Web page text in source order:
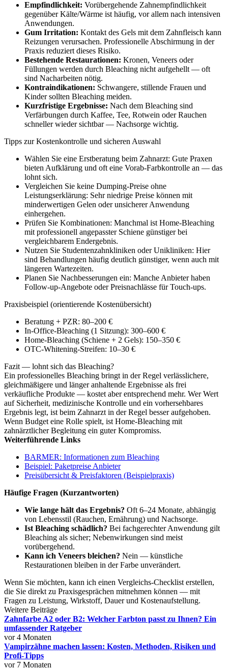
Empfindlichkeit: Vorübergehende Zahnempfindlichkeit
gegenüber Kälte/Wärme ist häufig, vor allem nach intensiven
Anwendungen.
Gum Irritation: Kontakt des Gels mit dem Zahnfleisch kann
Reizungen verursachen. Professionelle Abschirmung in der
Praxis reduziert dieses Risiko.
Bestehende Restaurationen: Kronen, Veneers oder
Füllungen werden durch Bleaching nicht aufgehellt — oft
sind Nacharbeiten nötig.
Kontraindikationen: Schwangere, stillende Frauen und
Kinder sollten Bleaching meiden.
Kurzfristige Ergebnisse: Nach dem Bleaching sind
Verfärbungen durch Kaffee, Tee, Rotwein oder Rauchen
schneller wieder sichtbar — Nachsorge wichtig.
Tipps zur Kostenkontrolle und sicheren Auswahl
Wählen Sie eine Erstberatung beim Zahnarzt: Gute Praxen
bieten Aufklärung und oft eine Vorab-Farbkontrolle an — das
lohnt sich.
Vergleichen Sie keine Dumping-Preise ohne
Leistungserklärung: Sehr niedrige Preise können mit
minderwertigen Gelen oder unsicherer Anwendung
einhergehen.
Prüfen Sie Kombinationen: Manchmal ist Home-Bleaching
mit professionell angepasster Schiene günstiger bei
vergleichbarem Endergebnis.
Nutzen Sie Studentenzahnkliniken oder Unikliniken: Hier
sind Behandlungen häufig deutlich günstiger, wenn auch mit
längeren Wartezeiten.
Planen Sie Nachbesserungen ein: Manche Anbieter haben
Follow-up-Angebote oder Preisnachlässe für Touch-ups.
Praxisbeispiel (orientierende Kostenübersicht)
Beratung + PZR: 80–200 €
In-Office-Bleaching (1 Sitzung): 300–600 €
Home-Bleaching (Schiene + 2 Gels): 150–350 €
OTC-Whitening-Streifen: 10–30 €
Fazit — lohnt sich das Bleaching?
Ein professionelles Bleaching bringt in der Regel verlässlichere,
gleichmäßigere und länger anhaltende Ergebnisse als frei
verkäufliche Produkte — kostet aber entsprechend mehr. Wer Wert
auf Sicherheit, medizinische Kontrolle und ein vorhersehbares
Ergebnis legt, ist beim Zahnarzt in der Regel besser aufgehoben.
Wenn Budget eine Rolle spielt, ist Home-Bleaching mit
zahnärztlicher Begleitung ein guter Kompromiss.
Weiterführende Links
BARMER: Informationen zum Bleaching
Beispiel: Paketpreise Anbieter
Preisübersicht & Preisfaktoren (Beispielpraxis)
Häufige Fragen (Kurzantworten)
Wie lange hält das Ergebnis? Oft 6–24 Monate, abhängig
von Lebensstil (Rauchen, Ernährung) und Nachsorge.
Ist Bleaching schädlich? Bei fachgerechter Anwendung gilt
Bleaching als sicher; Nebenwirkungen sind meist
vorübergehend.
Kann ich Veneers bleichen? Nein — künstliche
Restaurationen bleiben in der Farbe unverändert.
Wenn Sie möchten, kann ich einen Vergleichs-Checklist erstellen,
die Sie direkt zu Praxisgesprächen mitnehmen können — mit
Fragen zu Leistung, Wirkstoff, Dauer und Kostenaufstellung.
Weitere Beiträge
Zahnfarbe A2 oder B2: Welcher Farbton passt zu Ihnen? Ein
umfassender Ratgeber
vor 4 Monaten
Vampirzähne machen lassen: Kosten, Methoden, Risiken und
Profi-Tipps
vor 7 Monaten